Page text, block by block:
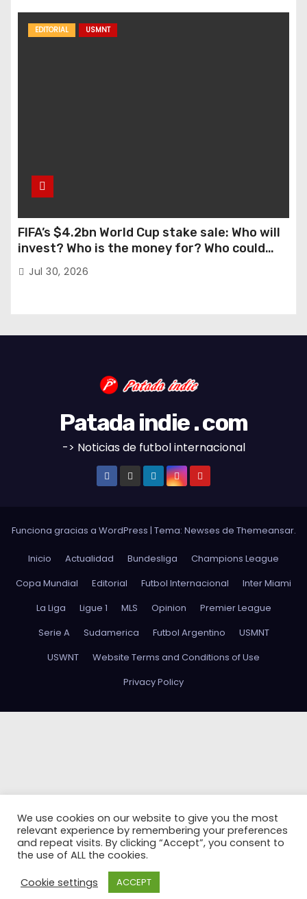
EDITORIAL USMNT
FIFA’s $4.2bn World Cup stake sale: Who will
invest? Who is the money for? Who could
stop this?
Jul 30, 2026
Patada indie . com
-> Noticias de futbol internacional
Funciona gracias a WordPress | Tema: Newses de Themeansar.
Inicio Actualidad Bundesliga
Champions League
Copa Mundial
Editorial Futbol Internacional
Inter Miami
La Liga
Ligue 1 MLS Opinion
Premier League
Serie A
Sudamerica Futbol Argentino
USMNT
USWNT
Website Terms and Conditions of Use
Privacy Policy
We use cookies on our website to give you the most
relevant experience by remembering your preferences
and repeat visits. By clicking “Accept”, you consent to
the use of ALL the cookies.
Cookie settings
ACCEPT